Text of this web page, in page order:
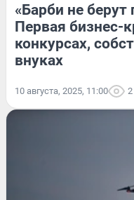
«Барби не берут
Первая бизнес-
конкурсах,
внуках
10 августа, 2025, 11:00